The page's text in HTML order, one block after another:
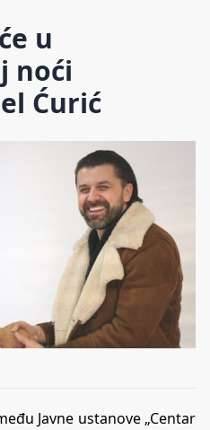
u
noći
Ćurić
Javne ustanove „Centar